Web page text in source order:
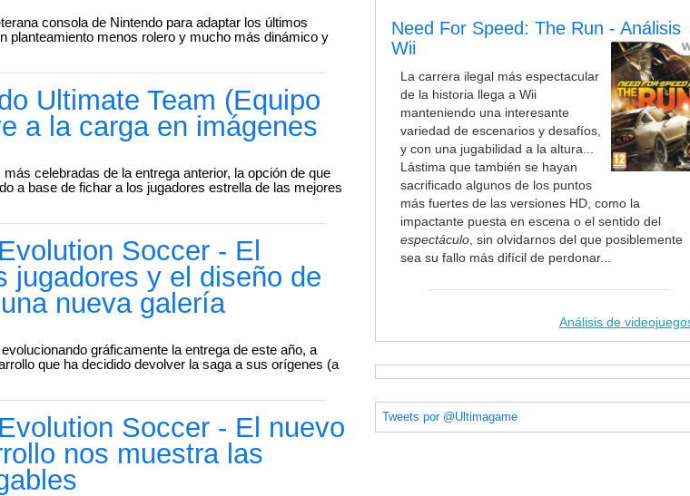
consola de Nintendo para adaptar los últimos
planteamiento menos rolero y mucho más dinámico y
Ultimate Team (Equipo
a la carga en imágenes
celebradas de la entrega anterior, la opción de que
a base de fichar a los jugadores estrella de las mejores
Soccer - El
jugadores y el diseño de
nueva galería
gráficamente la entrega de este año, a
que ha decidido devolver la saga a sus orígenes (a
Soccer - El nuevo
nos muestra las
Need For Speed: The Run - Análisis
Wii
La carrera ilegal más espectacular
de la historia llega a Wii
manteniendo una interesante
variedad de escenarios y desafíos,
y con una jugabilidad a la altura...
Lástima que también se hayan
sacrificado algunos de los puntos
más fuertes de las versiones HD, como la
impactante puesta en escena o el sentido del
espectáculo, sin olvidarnos del que posiblemente
sea su fallo más difícil de perdonar...
Análisis de
Tweets por @Ultimagame